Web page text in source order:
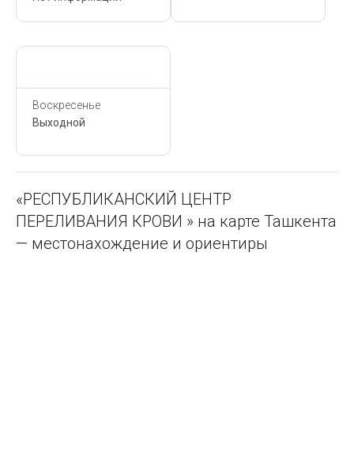
Воскресенье
Выходной
«РЕСПУБЛИКАНСКИЙ ЦЕНТР
ПЕРЕЛИВАНИЯ КРОВИ » на карте Ташкента
— местонахождение и ориентиры